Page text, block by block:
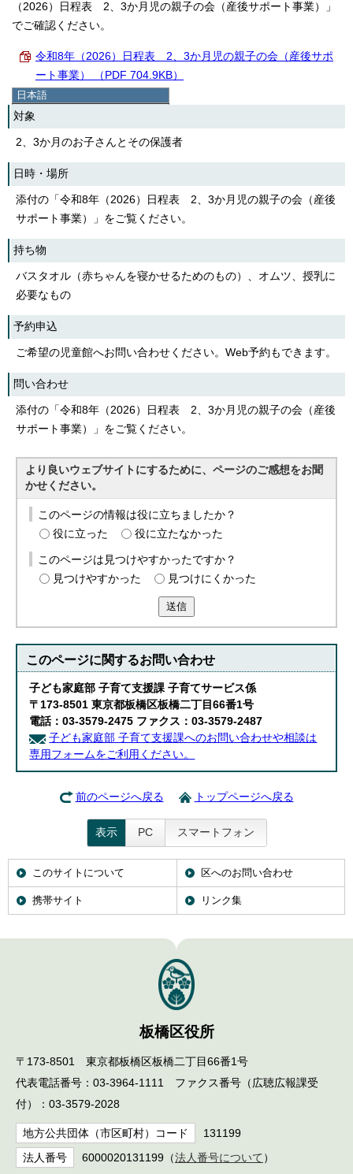
日本語
日本語
English
한국어
繁體中文
（2026）日程表 2、3か月児の親子の会（産後サポート事業）」
でご確認ください。
令和8年（2026）日程表 2、3か月児の親子の会（産後サポ
ート事業） （PDF 704.9KB）
対象
2、3か月のお子さんとその保護者
日時・場所
添付の「令和8年（2026）日程表 2、3か月児の親子の会（産後
サポート事業）」をご覧ください。
持ち物
バスタオル（赤ちゃんを寝かせるためのもの）、オムツ、授乳に
必要なもの
予約申込
ご希望の児童館へお問い合わせください。Web予約もできます。
問い合わせ
添付の「令和8年（2026）日程表 2、3か月児の親子の会（産後
サポート事業）」をご覧ください。
より良いウェブサイトにするために、ページのご感想をお聞
かせください。
このページの情報は役に立ちましたか？
役に立った
役に立たなかった
このページは見つけやすかったですか？
見つけやすかった
見つけにくかった
送信
このページに関するお問い合わせ
子ども家庭部 子育て支援課 子育てサービス係
〒173-8501 東京都板橋区板橋二丁目66番1号
電話：03-3579-2475 ファクス：03-3579-2487
子ども家庭部 子育て支援課へのお問い合わせや相談は
専用フォームをご利用ください。
前のページへ戻る トップページへ戻る
表示 PC スマートフォン
このサイトについて 区へのお問い合わせ
携帯サイト リンク集
板橋区役所
〒173-8501 東京都板橋区板橋二丁目66番1号
代表電話番号：03-3964-1111 ファクス番号（広聴広報課受
付）：03-3579-2028
地方公共団体（市区町村）コード 131199
法人番号 6000020131199（法人番号について ）